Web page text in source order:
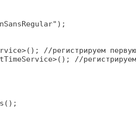
//регистрируем
//